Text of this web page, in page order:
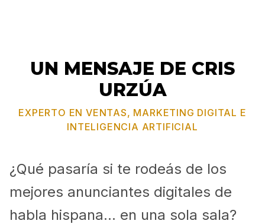
UN MENSAJE DE CRIS
URZÚA
EXPERTO EN VENTAS, MARKETING DIGITAL E
INTELIGENCIA ARTIFICIAL
¿Qué pasaría si te rodeás de los
mejores anunciantes digitales de
habla hispana... en una sola sala?